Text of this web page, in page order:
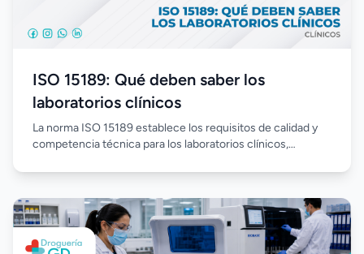
ISO 15189: Qué deben saber los
laboratorios clínicos
La norma ISO 15189 establece los requisitos de calidad y
competencia técnica para los laboratorios clínicos,
resultados confiables. Su implementación fortalece la
personal y aumenta la confianza en cada análisis realizado.